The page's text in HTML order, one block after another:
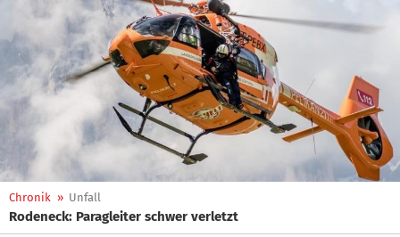
Chronik » Unfall
Rodeneck: Paragleiter schwer verletzt